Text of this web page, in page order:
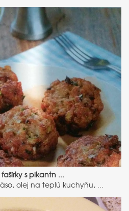
s pikantn ...
olej na teplú kuchyňu, ...